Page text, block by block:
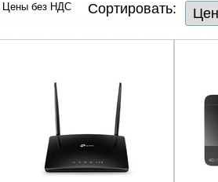
ТВ, Фото и электроника
Renewd техника, Outlet
Цены без НДС Сортировать: